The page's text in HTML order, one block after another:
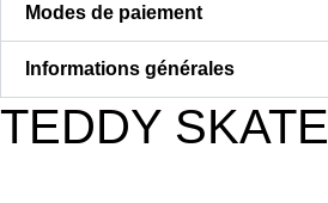
Modes de paiement
Informations générales
TEDDY SKATE